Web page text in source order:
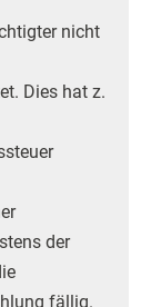
nicht
Dies hat z.
der
fällig.